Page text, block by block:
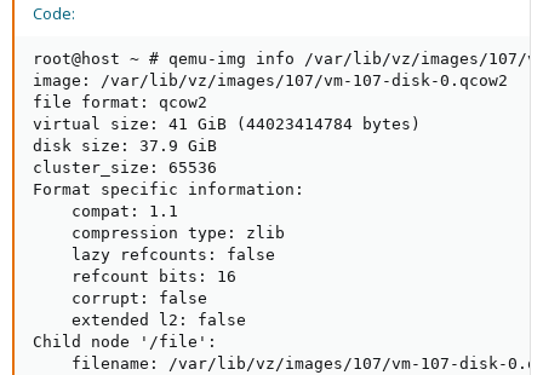
Code:
root@host ~ # qemu-img info /var/lib/vz/images/107/
image: /var/lib/vz/images/107/vm-107-disk-0.qcow2
file format: qcow2
virtual size: 41 GiB (44023414784 bytes)
disk size: 37.9 GiB
cluster_size: 65536
Format specific information:
    compat: 1.1
    compression type: zlib
    lazy refcounts: false
    refcount bits: 16
    corrupt: false
    extended l2: false
Child node '/file':
filename: /var/lib/vz/images/107/vm-107-disk-